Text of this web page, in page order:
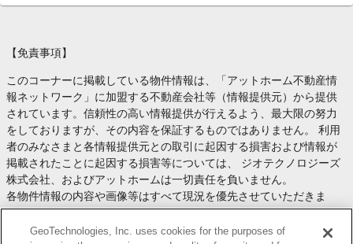
【免責事項】
このコーナーに掲載している物件情報は、「アットホーム不動産情
報ネットワーク」に加盟する不動産会社等（情報提供元）から提供
されています。信頼性の高い情報提供が行えるよう、最大限の努力
をしておりますが、その内容を保証するものではありません。 利用
者のみなさまと各情報提供元との取引に起因する損害および情報が
掲載されたことに起因する損害等については、 ジオテクノロジーズ
株式会社、およびアットホームは一切責任を負いません。
各物件情報の内容や画像等はすべて現況を優先させていただきま
す。
お取引等（お取引の準備、資金調達等を含みます）の際には、内容
GeoTechnologies, Inc. uses cookies for the purposes of